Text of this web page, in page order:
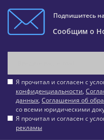
Подпишитесь
Сообщим о
Я прочитал и согласен с
конфиденциальности,
данных, Соглашения об
со всеми юридическими
Я прочитал и согласен с
рекламы